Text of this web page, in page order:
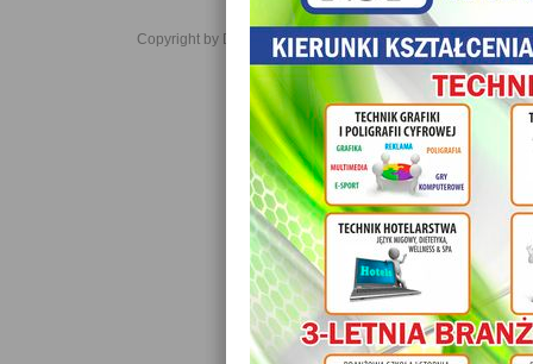
Copyright by Daniel JabĹoĹski 2006-2021. All rights